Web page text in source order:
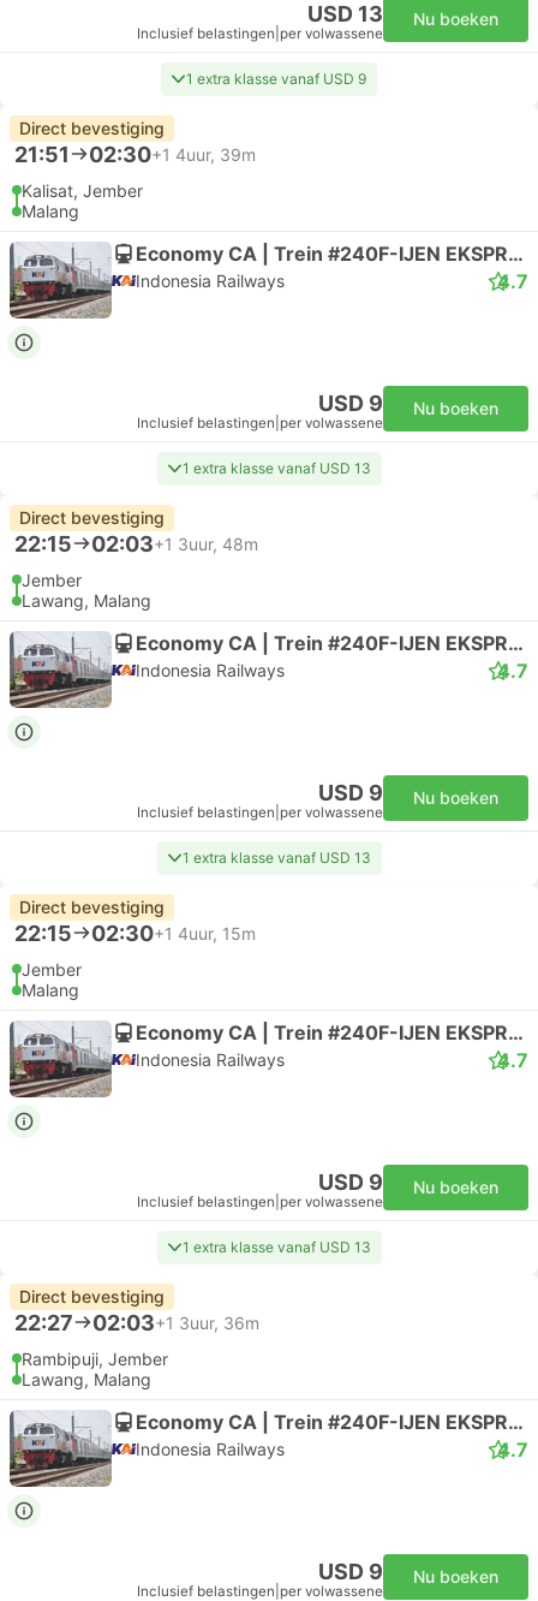
USD 13
Inclusief belastingen per volwassene
Nu boeken
1 extra klasse vanaf USD 9
Direct bevestiging
21:51 02:30+1 4uur, 39m
Kalisat, Jember
Malang
Economy CA | Trein #240F-IJEN EKSPRES
Indonesia Railways 4.7
USD 9
Inclusief belastingen per volwassene
Nu boeken
1 extra klasse vanaf USD 13
Direct bevestiging
22:15 02:03+1 3uur, 48m
Jember
Lawang, Malang
Economy CA | Trein #240F-IJEN EKSPRES
Indonesia Railways 4.7
USD 9
Inclusief belastingen per volwassene
Nu boeken
1 extra klasse vanaf USD 13
Direct bevestiging
22:15 02:30+1 4uur, 15m
Jember
Malang
Economy CA | Trein #240F-IJEN EKSPRES
Indonesia Railways 4.7
USD 9
Inclusief belastingen per volwassene
Nu boeken
1 extra klasse vanaf USD 13
Direct bevestiging
22:27 02:03+1 3uur, 36m
Rambipuji, Jember
Lawang, Malang
Economy CA | Trein #240F-IJEN EKSPRES
Indonesia Railways 4.7
USD 9
Inclusief belastingen per volwassene
Nu boeken